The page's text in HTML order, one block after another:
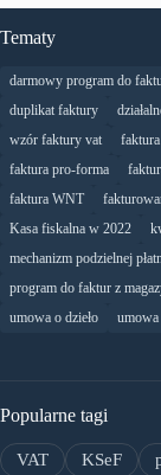
Tematy
darmowy program do
duplikat faktury
wzór faktury vat
faktura pro-forma
faktura WNT
Kasa fiskalna w 2022
mechanizm podzielnej
program do faktur z
umowa o dzieło
umowa
Popularne tagi
VAT KSeF